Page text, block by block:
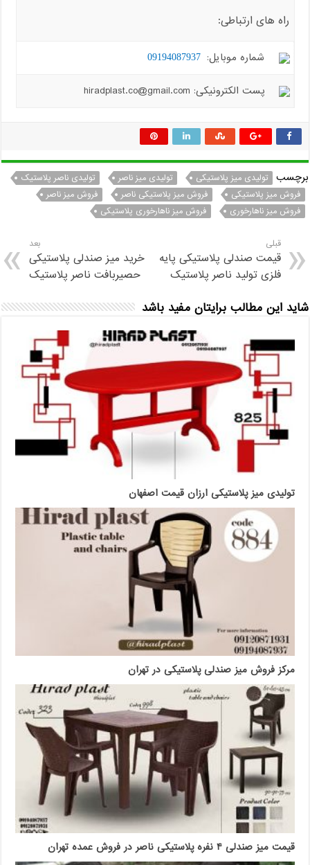
راه های ارتباطی:
شماره موبایل: 09194087937
پست الکترونیکی: hiradplast.co@gmail.com
برچسب تولیدی میز پلاستیکی تولیدی میز ناصر
تولیدی ناصر پلاستیک
فروش میز پلاستیکی
فروش میز پلاستیکی ناصر
فروش میز ناصر
فروش میز ناهارخوری
فروش میز ناهارخوری پلاستیکی
قبلی
قیمت صندلی پلاستیکی پایه
فلزی تولید ناصر پلاستیک
بعد
خرید میز صندلی پلاستیکی
حصیربافت ناصر پلاستیک
شاید این مطالب برایتان مفید باشد
تولیدی میز پلاستیکی ارزان قیمت اصفهان
مرکز فروش میز صندلی پلاستیکی در تهران
قیمت میز صندلی ۴ نفره پلاستیکی ناصر در فروش عمده تهران